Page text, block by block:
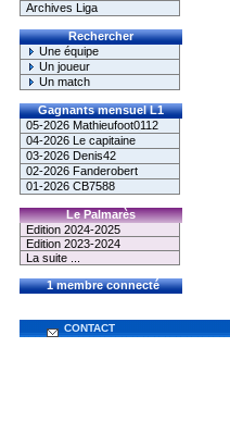
Archives Liga
Rechercher
Une équipe
Un joueur
Un match
Gagnants mensuel L1
05-2026 Mathieufoot0112
04-2026 Le capitaine
03-2026 Denis42
02-2026 Fanderobert
01-2026 CB7588
Le Palmarès
Edition 2024-2025
Edition 2023-2024
La suite ...
1 membre connecté
CONTACT